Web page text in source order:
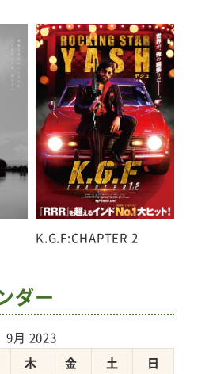
K.G.F:CHAPTER 2
ダー
9月 2023
木 金 土
日